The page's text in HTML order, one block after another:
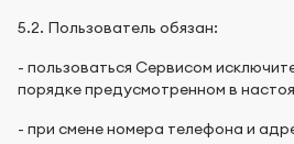
5.2. Пользователь обязан:
- пользоваться Сервисом
порядке предусмотренном в
- при смене номера телефона и